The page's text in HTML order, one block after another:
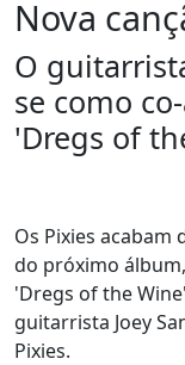
Nova
O
se como
'Dregs of
Os Pixies acabam
do próximo
'Dregs of the
guitarrista Joey
Pixies.